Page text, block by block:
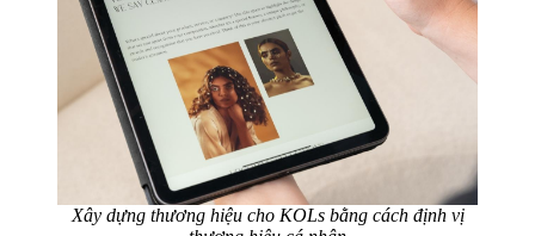
Xây dựng thương hiệu cho KOLs bằng cách định vị